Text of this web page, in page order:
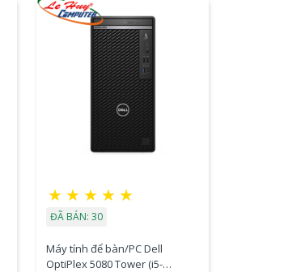
★ ★ ★ ★ ★
ĐÃ BÁN: 30
Máy tính để bàn/PC Dell
OptiPlex 5080 Tower (i5-